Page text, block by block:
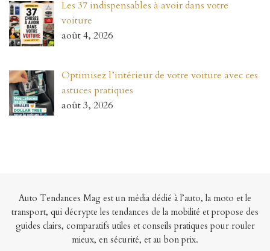
Les 37 indispensables à avoir dans votre
voiture
août 4, 2026
Optimisez l’intérieur de votre voiture avec ces
astuces pratiques
août 3, 2026
Auto Tendances Mag est un média dédié à l’auto, la moto et le
transport, qui décrypte les tendances de la mobilité et propose des
guides clairs, comparatifs utiles et conseils pratiques pour rouler
mieux, en sécurité, et au bon prix.